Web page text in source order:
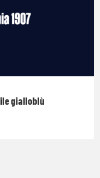
gialloblù